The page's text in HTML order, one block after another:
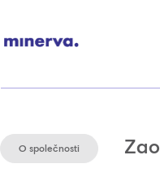
O společnosti